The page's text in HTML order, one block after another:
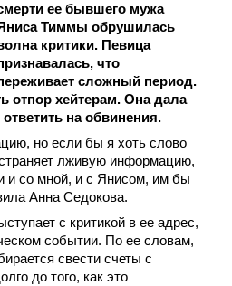
ее бывшего мужа
Тиммы обрушилась
критики. Певица
что
сложный период.
отпор хейтерам. Она дала
на обвинения.
но если бы я хоть слово
лживую информацию,
и со мной, и с Янисом, им бы
Анна Седокова.
с критикой в ее адрес,
событии. По ее словам,
свести счеты с
до того, как это